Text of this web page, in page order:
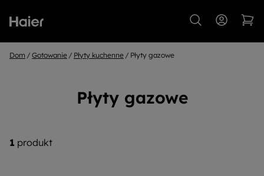
Dom Gotowanie Płyty kuchenne Płyty gazowe
Płyty gazowe
1 produkt